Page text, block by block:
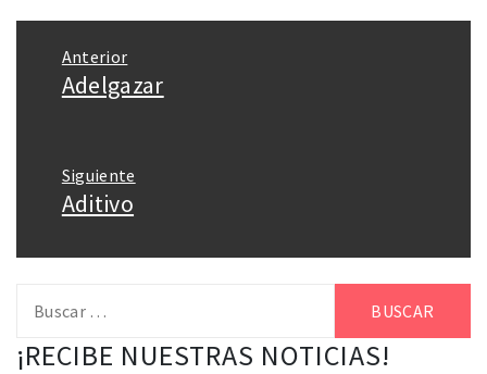
entradas
Anterior
Entrada
Adelgazar
Siguiente
Entrada
Aditivo
¡RECIBE NUESTRAS NOTICIAS!